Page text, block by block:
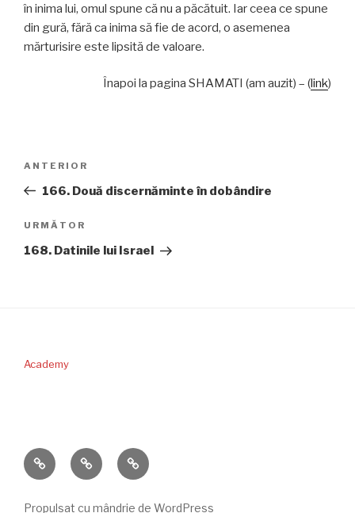
în inima lui, omul spune că nu a păcătuit. Iar ceea ce spune
din gură, fără ca inima să fie de acord, o asemenea
mărturisire este lipsită de valoare.
Înapoi la pagina SHAMATI (am auzit) – (link)
articole
Articolul
anterior
ANTERIOR
166. Două discernăminte în dobândire
Articolul
următor
URMĂTOR
168. Datinile lui Israel
Academy
PERICOPA
SĂPTĂMÂNII
DONAŢIICONTACT
Propulsat cu mândrie de WordPress